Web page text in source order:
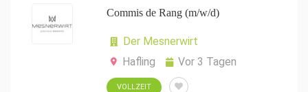
Commis de Rang (m/w/d)
Der Mesnerwirt
Hafling
Vor 3 Tagen
VOLLZEIT